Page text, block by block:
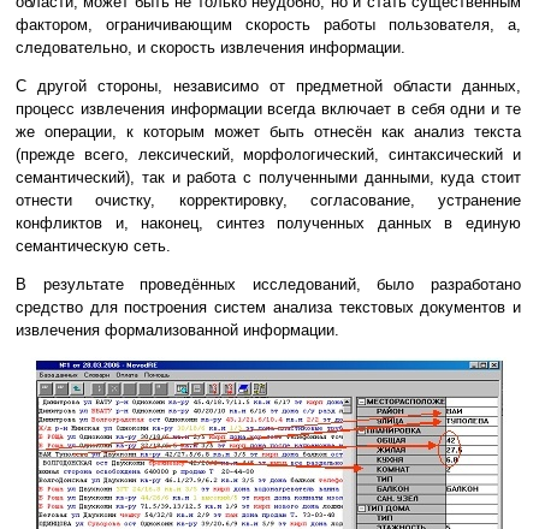
фактором, ограничивающим скорость работы пользователя, а,
следовательно, и скорость извлечения информации.
С другой стороны, независимо от предметной области данных,
процесс извлечения информации всегда включает в себя одни и те
же операции, к которым может быть отнесён как анализ текста
(прежде всего, лексический, морфологический, синтаксический и
семантический), так и работа с полученными данными, куда стоит
отнести очистку, корректировку, согласование, устранение
конфликтов и, наконец, синтез полученных данных в единую
семантическую сеть.
В результате проведённых исследований, было разработано
средство для построения систем анализа текстовых документов и
извлечения формализованной информации.